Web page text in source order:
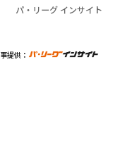
パ・リーグ インサイト
提供：